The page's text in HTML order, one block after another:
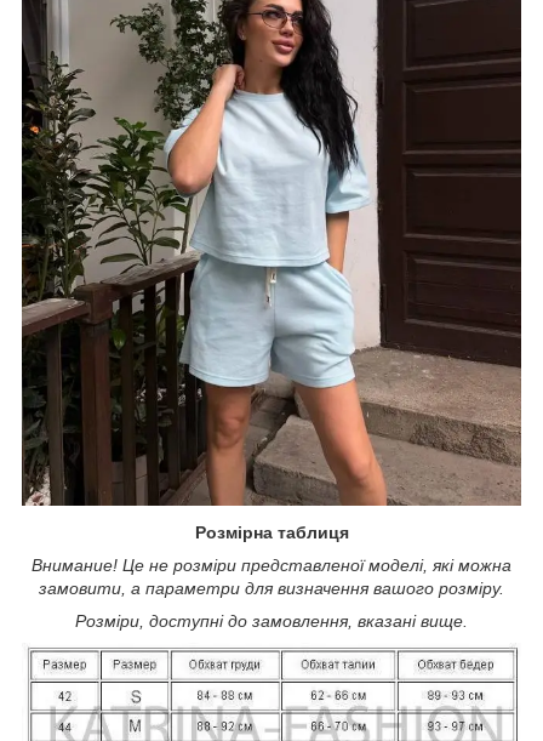
Розмірна таблиця
Внимание! Це не розміри представленої моделі, які можна
замовити, а параметри для визначення вашого розміру.
Розміри, доступні до замовлення, вказані вище.